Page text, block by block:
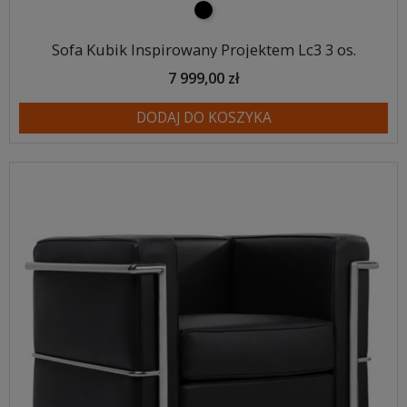
czarny
Sofa Kubik Inspirowany Projektem Lc3 3 os.
7 999,00 zł
DODAJ DO KOSZYKA